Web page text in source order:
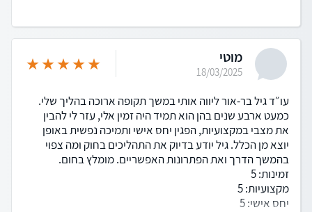
מוטי
18/03/2025
עו״ד גיל בר-אור ליווה אותי במשך תקופה ארוכה בהליך שלי.
כמעט ארבע שנים בהן הוא תמיד היה זמין אלי, עזר לי להבין
את מצבי במקצועיות, הפגין יחס אישי ותמיכה נפשית באופן
יוצא מן הכלל. גיל יודע בדיוק את התהליכים בחוק ומה צפוי
בהמשך הדרך ואת הפתרונות האפשריים. מומלץ בחום.
זמינות: 5
מקצועיות: 5
יחס אישי: 5